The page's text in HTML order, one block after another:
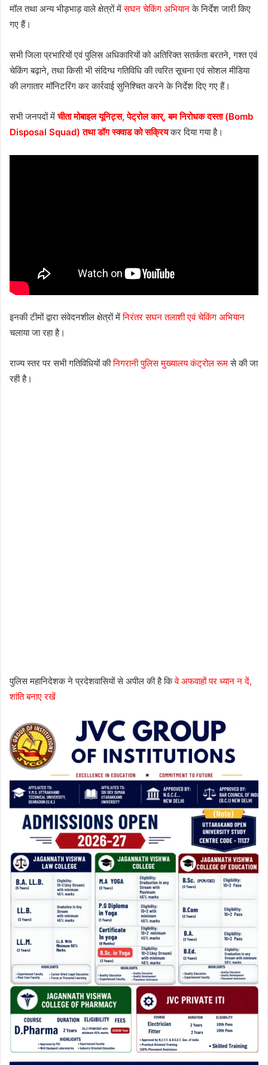
मॉल तथा अन्य भीड़भाड़ वाले क्षेत्रों मेंसघन चेकिंग अभियानके निर्देश जारी किए
गए हैं।
सभी जिला प्रभारियों एवं पुलिस अधिकारियों को अतिरिक्त सतर्कता बरतने, गश्त एवं
चेकिंग बढ़ाने, तथा किसी भी संदिग्ध गतिविधि की त्वरित सूचना एवं सोशल मीडिया
की लगातार मॉनिटरिंग कर कार्रवाई सुनिश्चित करने के निर्देश दिए गए हैं।
सभी जनपदों मेंचीता मोबाइल यूनिट्स, पेट्रोल कार्, बम निरोधक दस्ता (Bomb
Disposal Squad) तथा डॉग स्क्वाड को सक्रियकर दिया गया है।
इनकी टीमों द्वारा संवेदनशील क्षेत्रों मेंनिरंतर सघन तलाशी एवं चेकिंग अभियान
चलाया जा रहा है।
राज्य स्तर पर सभी गतिविधियों कीनिगरानी पुलिस मुख्यालय कंट्रोल रूमसे की जा
रही है।
पुलिस महानिदेशक ने प्रदेशवासियों से अपील की है किवे अफवाहों पर ध्यान न दें,
शांति बनाए रखें